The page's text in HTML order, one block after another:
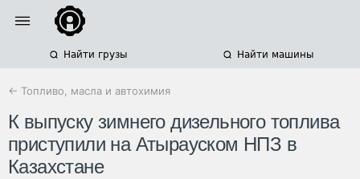
Найти грузы Найти машины
← Топливо, масла и автохимия
К выпуску зимнего дизельного топлива
приступили на Атырауском НПЗ в
Казахстане